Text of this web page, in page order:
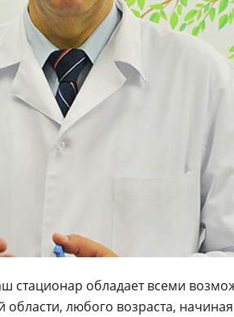
стационар обладает всеми
области, любого возраста,